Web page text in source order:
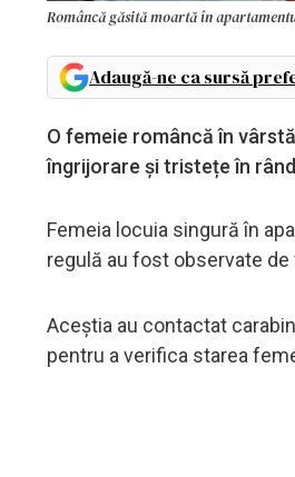
Româncă găsită moartă în
Adaugă-ne ca sursă
O femeie româncă în
îngrijorare și tristețe în
Femeia locuia singură în
regulă au fost observate
Aceștia au contactat
pentru a verifica starea